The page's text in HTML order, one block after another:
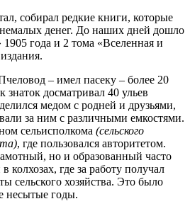
собирал редкие книги, которые
денег. До наших дней дошло
года и 2 тома «Вселенная и
– имел пасеку – более 20
знаток досматривал 40 ульев
медом с родней и друзьями,
за ним с различными емкостями.
сельисполкома (сельского
, где пользовался авторитетом.
но и образованный часто
колхозах, где за работу получал
сельского хозяйства. Это было
несытые годы.